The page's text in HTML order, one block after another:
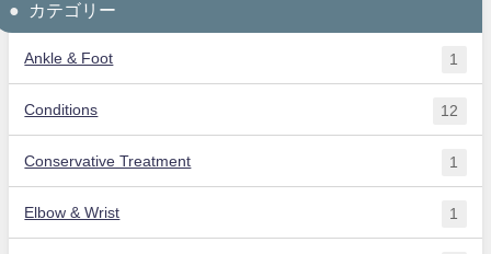
カテゴリー
Ankle & Foot 1
Conditions 12
Conservative Treatment 1
Elbow & Wrist 1